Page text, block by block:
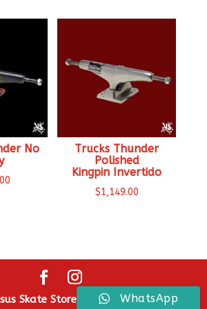
No
Trucks Thunder
Polished
Kingpin Invertido
$1,149.00
Skate Store ® 2026.WhatsApp